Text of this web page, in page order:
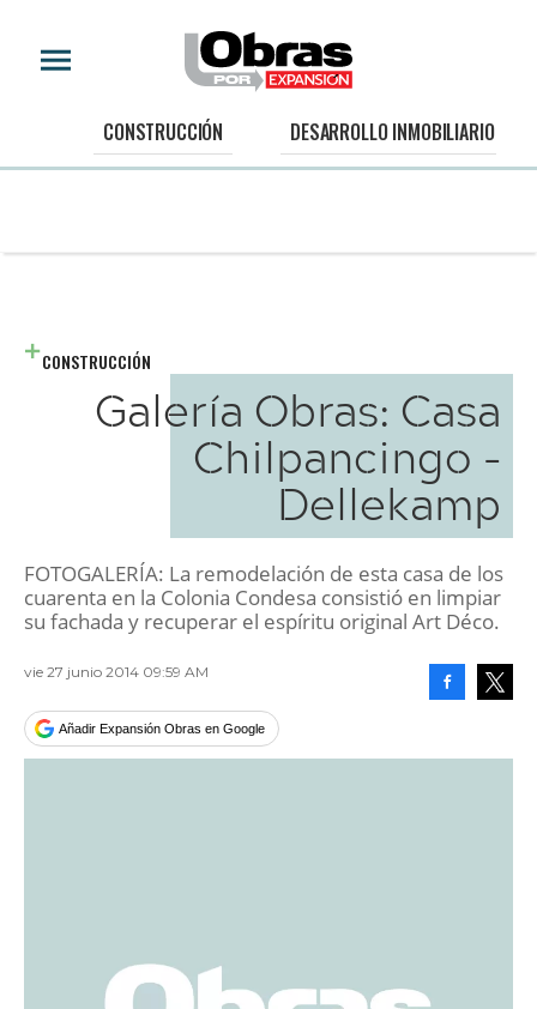
CONSTRUCCIÓN DESARROLLO INMOBILIARIO
CONSTRUCCIÓN
Galería Obras: Casa
Chilpancingo -
Dellekamp
FOTOGALERÍA: La remodelación de esta casa de los
cuarenta en la Colonia Condesa consistió en limpiar
su fachada y recuperar el espíritu original Art Déco.
vie 27 junio 2014 09:59 AM
Añadir Expansión Obras en Google